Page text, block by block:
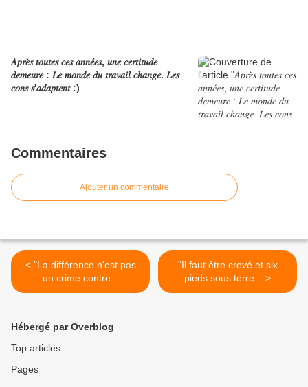
𝐴𝑝𝑟𝑒̀𝑠 𝑡𝑜𝑢𝑡𝑒𝑠 𝑐𝑒𝑠 𝑎𝑛𝑛𝑒́𝑒𝑠, 𝑢𝑛𝑒 𝑐𝑒𝑟𝑡𝑖𝑡𝑢𝑑𝑒
𝑑𝑒𝑚𝑒𝑢𝑟𝑒 : 𝐿𝑒 𝑚𝑜𝑛𝑑𝑒 𝑑𝑢 𝑡𝑟𝑎𝑣𝑎𝑖𝑙 𝑐ℎ𝑎𝑛𝑔𝑒. 𝐿𝑒𝑠
𝑐𝑜𝑛𝑠 𝑠'𝑎𝑑𝑎𝑝𝑡𝑒𝑛𝑡 :)
Commentaires
Ajouter un commentaire
< "La différence n'est pas
un crime contre...
"Il faut être crevé et six
pieds sous terre... >
Hébergé par Overblog
Top articles
Pages